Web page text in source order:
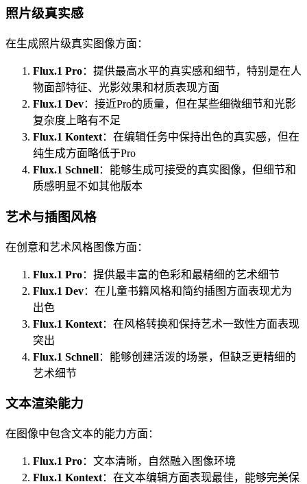
照片级真实感
在生成照片级真实图像方面：
Flux.1 Pro：提供最高水平的真实感和细节，特别是在人
物面部特征、光影效果和材质表现方面
Flux.1 Dev：接近Pro的质量，但在某些细微细节和光影
复杂度上略有不足
Flux.1 Kontext：在编辑任务中保持出色的真实感，但在
纯生成方面略低于Pro
Flux.1 Schnell：能够生成可接受的真实图像，但细节和
质感明显不如其他版本
艺术与插图风格
在创意和艺术风格图像方面：
Flux.1 Pro：提供最丰富的色彩和最精细的艺术细节
Flux.1 Dev：在儿童书籍风格和简约插图方面表现尤为
出色
Flux.1 Kontext：在风格转换和保持艺术一致性方面表现
突出
Flux.1 Schnell：能够创建活泼的场景，但缺乏更精细的
艺术细节
文本渲染能力
在图像中包含文本的能力方面：
Flux.1 Pro：文本清晰，自然融入图像环境
Flux.1 Kontext：在文本编辑方面表现最佳，能够完美保